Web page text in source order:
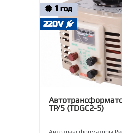
1
ГОД
220V
ТР/5 (TDGC2-5)
Автотрансформаторы